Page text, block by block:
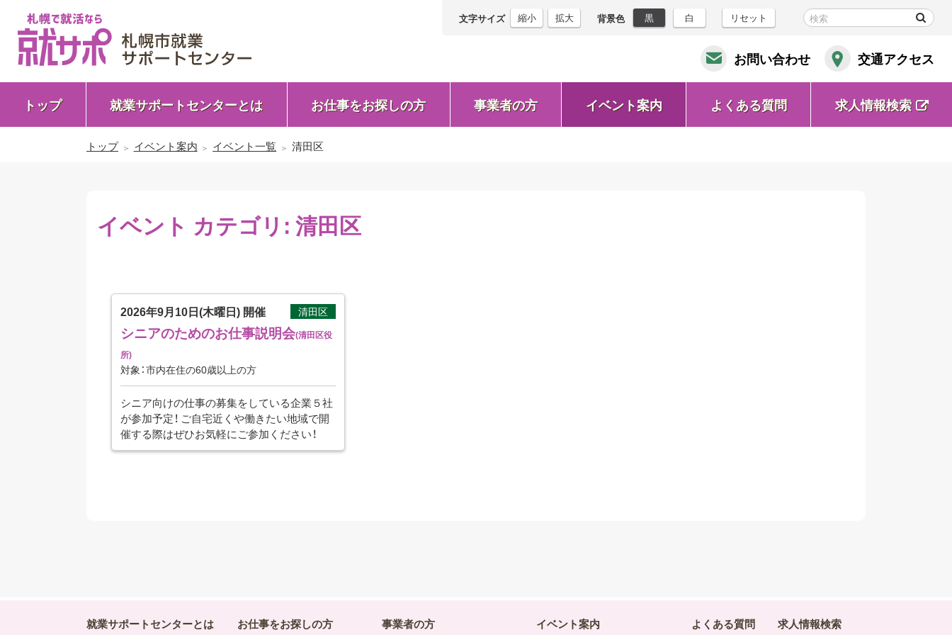
文字サイズ 縮小 拡大 背景色 黒 白 リセット
お問い合わせ 交通アクセス
トップ 就業サポートセンターとは お仕事をお探しの方 事業者の方 イベント案内 よくある質問
求人情報検索
(新
トップ イベント案内 イベント一覧 清田区
イベント カテゴリ:清田区
2026年9月10日(木曜日) 開催 清田区
シニアのためのお仕事説明会(清田区役
所)
対象：市内在住の60歳以上の方
シニア向けの仕事の募集をしている企業５社
が参加予定！ ご自宅近くや働きたい地域で開
催する際はぜひお気軽にご参加ください！
就業サポートセンターとは お仕事をお探しの方 事業者の方 イベント案内 よくある質問 求人情報検索